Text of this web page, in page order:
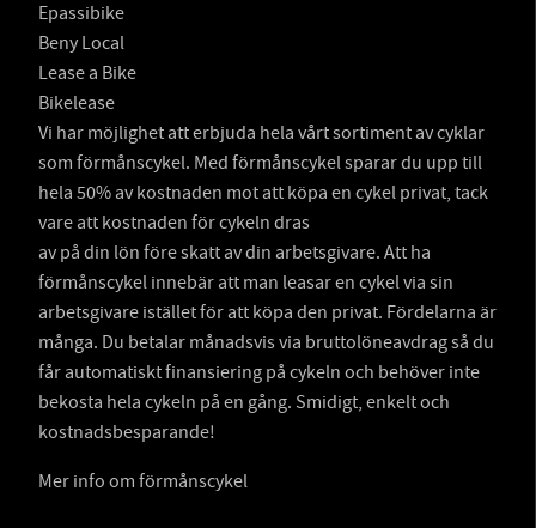
Epassibike
Beny Local
Lease a Bike
Bikelease
Vi har möjlighet att erbjuda hela vårt sortiment av cyklar
som förmånscykel. Med förmånscykel sparar du upp till
hela 50% av kostnaden mot att köpa en cykel privat, tack
vare att kostnaden för cykeln dras
av på din lön före skatt av din arbetsgivare. Att ha
förmånscykel innebär att man leasar en cykel via sin
arbetsgivare istället för att köpa den privat. Fördelarna är
många. Du betalar månadsvis via bruttolöneavdrag så du
får automatiskt finansiering på cykeln och behöver inte
bekosta hela cykeln på en gång. Smidigt, enkelt och
kostnadsbesparande!
Mer info om förmånscykel